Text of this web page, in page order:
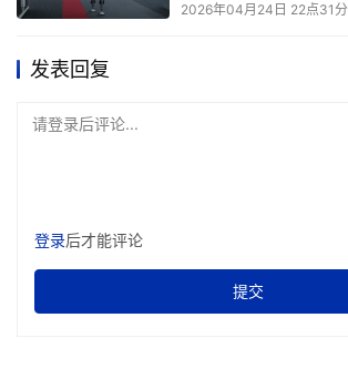
2026年04月24日 22点31分
发表回复
请登录后评论...
登录后才能评论
提交